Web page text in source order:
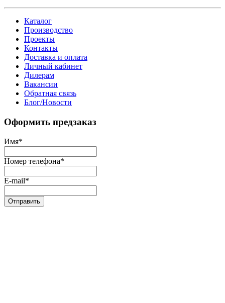
Каталог
Производство
Проекты
Контакты
Доставка и оплата
Личный кабинет
Дилерам
Вакансии
Обратная связь
Блог/Новости
Оформить предзаказ
Имя*
Номер телефона*
E-mail*
Отправить